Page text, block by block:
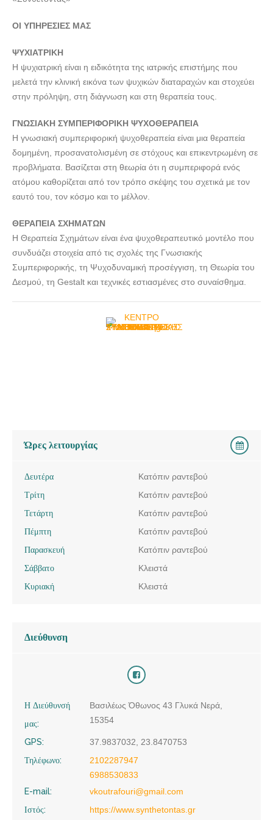
ΟΙ ΥΠΗΡΕΣΙΕΣ ΜΑΣ
ΨΥΧΙΑΤΡΙΚΗ
Η ψυχιατρική είναι η ειδικότητα της ιατρικής επιστήμης που
μελετά την κλινική εικόνα των ψυχικών διαταραχών και στοχεύει
στην πρόληψη, στη διάγνωση και στη θεραπεία τους.
ΓΝΩΣΙΑΚΗ ΣΥΜΠΕΡΙΦΟΡΙΚΗ ΨΥΧΟΘΕΡΑΠΕΙΑ
Η γνωσιακή συμπεριφορική ψυχοθεραπεία είναι μια θεραπεία
δομημένη, προσανατολισμένη σε στόχους και επικεντρωμένη σε
προβλήματα. Βασίζεται στη θεωρία ότι η συμπεριφορά ενός
ατόμου καθορίζεται από τον τρόπο σκέψης του σχετικά με τον
εαυτό του, τον κόσμο και το μέλλον.
ΘΕΡΑΠΕΙΑ ΣΧΗΜΑΤΩΝ
Η Θεραπεία Σχημάτων είναι ένα ψυχοθεραπευτικό μοντέλο που
συνδυάζει στοιχεία από τις σχολές της Γνωσιακής
Συμπεριφορικής, τη Ψυχοδυναμική προσέγγιση, τη Θεωρία του
Δεσμού, τη Gestalt και τεχνικές εστιασμένες στο συναίσθημα.
Ώρες λειτουργίας
Δευτέρα
Κατόπιν ραντεβού
Τρίτη
Κατόπιν ραντεβού
Τετάρτη
Κατόπιν ραντεβού
Πέμπτη
Κατόπιν ραντεβού
Παρασκευή
Κατόπιν ραντεβού
Σάββατο
Κλειστά
Κυριακή
Κλειστά
Διεύθυνση
Η Διεύθυνσή
μας:
Βασιλέως Όθωνος 43 Γλυκά Νερά,
15354
GPS:
37.9837032, 23.8470753
Τηλέφωνο:
2102287947
6988530833
E-mail:
vkoutrafouri@gmail.com
Ιστός:
https://www.synthetontas.gr